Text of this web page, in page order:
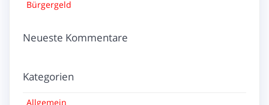
Bürgergeld
Neueste Kommentare
Kategorien
Allgemein